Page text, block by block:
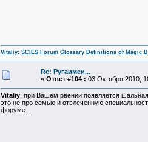
Vitaliy: SCIES Forum Glossary Definitions of Magic
Re: Ругаимси...
« Ответ #104 : 03 Октября 2010,
Vitaliy , при Вашем рвении появляется
это не про семью и отвлеченную
форуме...